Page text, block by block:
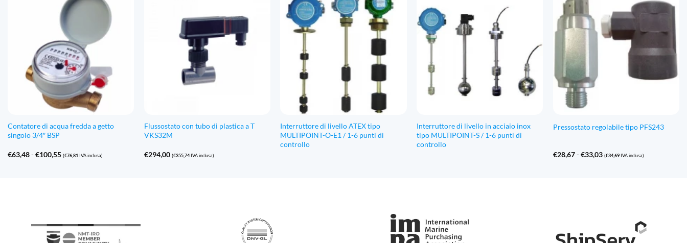
€5.724,23
€278,25
€492,37
Contatore di acqua fredda a getto
singolo 3/4″ BSP
€63,48-€100,55Fascia
(€76,81 IVA inclusa)
Flussostato con tubo di plastica a T
VKS32M
€294,00 (€355,74IVA inclusa)
Interruttore di livello ATEX tipo
MULTIPOINT-O-E1 / 1-6 punti di
controllo
Interruttore di livello in acciaio inox
tipo MULTIPOINT-S / 1-6 punti di
controllo
Pressostato regolabile tipo PFS243
€28,67-€33,03Fascia
(€34,69IVA inclusa)